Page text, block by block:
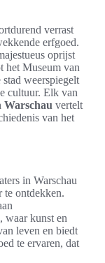
verrast
erfgoed.
oprijst
het Museum van
stad weerspiegelt
cultuur. Elk van
Warschau vertelt
van het
in Warschau
te ontdekken.
waar kunst en
leven en biedt
te ervaren, dat